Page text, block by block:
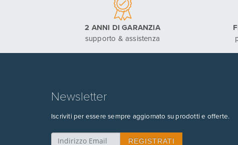
2 ANNI DI GARANZIA
supporto & assistenza
Newsletter
Iscriviti per essere sempre aggiornato su prodotti e offerte.